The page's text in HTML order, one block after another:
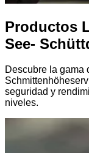
Productos
See-
Descubre la gama
seguridad y
niveles.